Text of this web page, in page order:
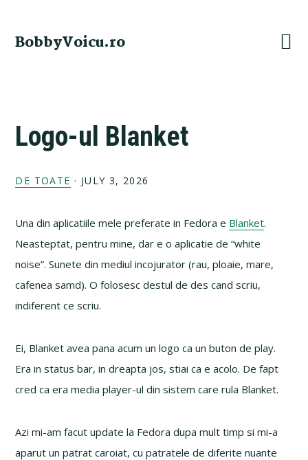
primary
main
primary
footer
BobbyVoicu.ro
Logo-ul Blanket
DE TOATE · JULY 3, 2026
Una din aplicatiile mele preferate in Fedora e Blanket.
Neasteptat, pentru mine, dar e o aplicatie de “white
noise”. Sunete din mediul incojurator (rau, ploaie, mare,
cafenea samd). O folosesc destul de des cand scriu,
indiferent ce scriu.
Ei, Blanket avea pana acum un logo ca un buton de play.
Era in status bar, in dreapta jos, stiai ca e acolo. De fapt
cred ca era media player-ul din sistem care rula Blanket.
Azi mi-am facut update la Fedora dupa mult timp si mi-a
aparut un patrat caroiat, cu patratele de diferite nuante